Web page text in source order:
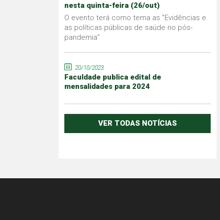
nesta quinta-feira (26/out)
O evento terá como tema as "Evidências e
as políticas públicas de saúde no pós-
pandemia"
20/10/2023
Faculdade publica edital de
mensalidades para 2024
VER TODAS NOTÍCIAS